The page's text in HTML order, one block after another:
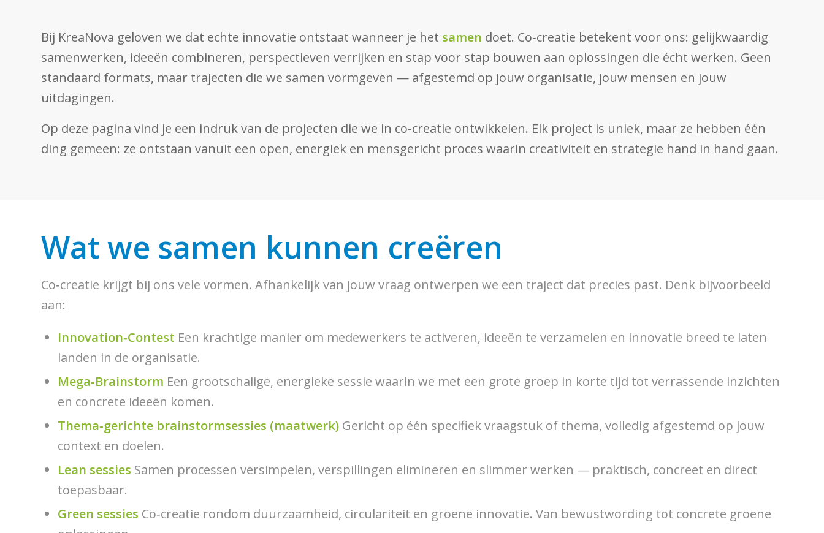
Bij KreaNova geloven we dat echte innovatie ontstaat wanneer je het samen doet. Co‑creatie betekent voor ons: gelijkwaardig
samenwerken, ideeën combineren, perspectieven verrijken en stap voor stap bouwen aan oplossingen die écht werken. Geen
standaard formats, maar trajecten die we samen vormgeven — afgestemd op jouw organisatie, jouw mensen en jouw
uitdagingen.
Op deze pagina vind je een indruk van de projecten die we in co‑creatie ontwikkelen. Elk project is uniek, maar ze hebben één
ding gemeen: ze ontstaan vanuit een open, energiek en mensgericht proces waarin creativiteit en strategie hand in hand gaan.
Wat we samen kunnen creëren
Co‑creatie krijgt bij ons vele vormen. Afhankelijk van jouw vraag ontwerpen we een traject dat precies past. Denk bijvoorbeeld
aan:
Innovation‑Contest Een krachtige manier om medewerkers te activeren, ideeën te verzamelen en innovatie breed te laten
landen in de organisatie.
Mega‑Brainstorm Een grootschalige, energieke sessie waarin we met een grote groep in korte tijd tot verrassende inzichten
en concrete ideeën komen.
Thema‑gerichte brainstormsessies (maatwerk) Gericht op één specifiek vraagstuk of thema, volledig afgestemd op jouw
context en doelen.
Lean sessies Samen processen versimpelen, verspillingen elimineren en slimmer werken — praktisch, concreet en direct
toepasbaar.
Green sessies Co‑creatie rondom duurzaamheid, circulariteit en groene innovatie. Van bewustwording tot concrete groene